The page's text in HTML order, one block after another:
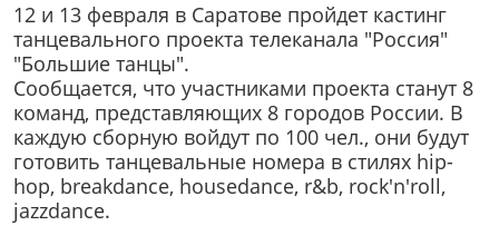
12 и 13 февраля в Саратове пройдет кастинг
танцевального проекта телеканала "Россия"
"Большие танцы".
Сообщается, что участниками проекта станут 8
команд, представляющих 8 городов России. В
каждую сборную войдут по 100 чел., они будут
готовить танцевальные номера в стилях hip-
hop, breakdance, housedance, r&b, rock'n'roll,
jazzdance.